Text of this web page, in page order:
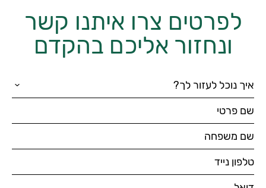
לפרטים צרו איתנו קשר
ונחזור אליכם בהקדם